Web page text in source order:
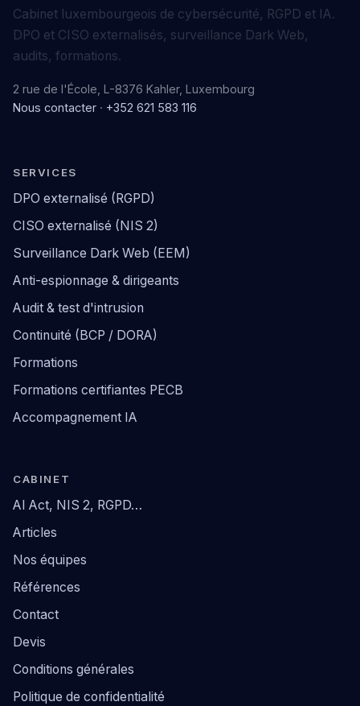
Cabinet luxembourgeois de cybersécurité, RGPD et IA.
DPO et CISO externalisés, surveillance Dark Web,
audits, formations.
2 rue de l'École, L-8376 Kahler, Luxembourg
Nous contacter · +352 621 583 116
SERVICES
DPO externalisé (RGPD)
CISO externalisé (NIS 2)
Surveillance Dark Web (EEM)
Anti-espionnage & dirigeants
Audit & test d'intrusion
Continuité (BCP / DORA)
Formations
Formations certifiantes PECB
Accompagnement IA
CABINET
AI Act, NIS 2, RGPD…
Articles
Nos équipes
Références
Contact
Devis
Conditions générales
Politique de confidentialité